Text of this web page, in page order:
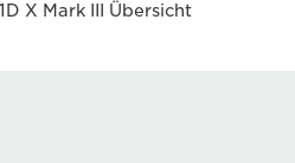
X Mark III Übersicht